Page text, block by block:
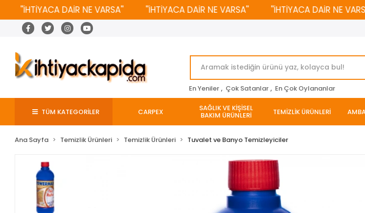
''İHTİYACA DAİR NE VARSA'' ''İHTİYACA DAİR NE VARSA'' ''İHTİYACA DAİR NE VARSA''
En Yeniler , Çok Satanlar , En Çok Oylananlar
TÜM KATEGORİLER CARPEX SAĞLIK VE KİŞİSEL
BAKIM ÜRÜNLERİ TEMİZLİK ÜRÜNLERİ
Ana Sayfa Temizlik Ürünleri Temizlik Ürünleri Tuvalet ve Banyo Temizleyiciler